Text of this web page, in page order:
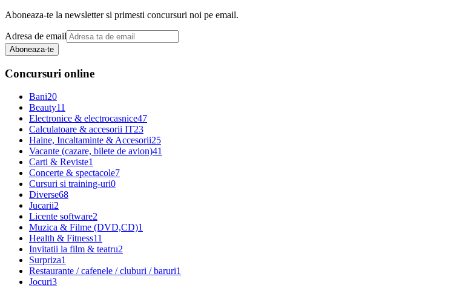
Aboneaza-te la newsletter si primesti concursuri noi pe email.
Adresa de email
Aboneaza-te
Concursuri online
Bani20
Beauty11
Electronice & electrocasnice47
Calculatoare & accesorii IT23
Haine, Incaltaminte & Accesorii25
Vacante (cazare, bilete de avion)41
Carti & Reviste1
Concerte & spectacole7
Cursuri si training-uri0
Diverse68
Jucarii2
Licente software2
Muzica & Filme (DVD,CD)1
Health & Fitness11
Invitatii la film & teatru2
Surpriza1
Restaurante / cafenele / cluburi / baruri1
Jocuri3